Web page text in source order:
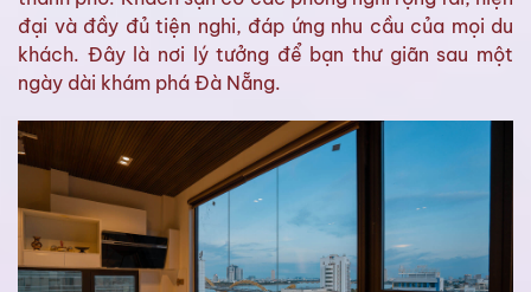
đại và đầy đủ tiện nghi, đáp ứng nhu cầu của mọi du
khách. Đây là nơi lý tưởng để bạn thư giãn sau một
ngày dài khám phá Đà Nẵng.